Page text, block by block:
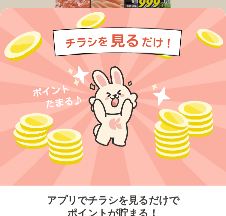
アプリでチラシを見るだけで
ポイントが貯まる！
無料アプリでポイントを貯める
とじる
今すぐアプリをダウンロードする
プライバシーポリシー 利用規約
運営会社
サービスに関してのお問い合わせ
チラシ掲載をお考えの方
Copyright© Kurashiru, Inc. All Rights Reserved.